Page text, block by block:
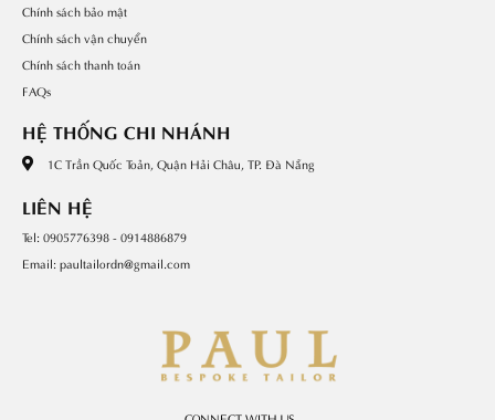
Chính sách bảo mật
Chính sách vận chuyển
Chính sách thanh toán
FAQs
HỆ THỐNG CHI NHÁNH
1C Trần Quốc Toản, Quận Hải Châu, TP. Đà Nẵng
LIÊN HỆ
Tel: 0905776398 - 0914886879
Email: paultailordn@gmail.com